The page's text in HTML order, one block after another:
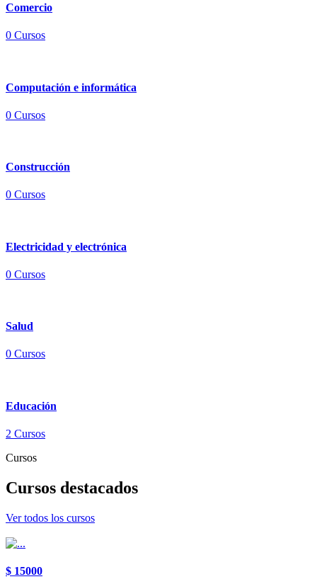
Comercio
0 Cursos
Computación e informática
0 Cursos
Construcción
0 Cursos
Electricidad y electrónica
0 Cursos
Salud
0 Cursos
Educación
2 Cursos
Cursos
Cursos destacados
Ver todos los cursos
$ 15000